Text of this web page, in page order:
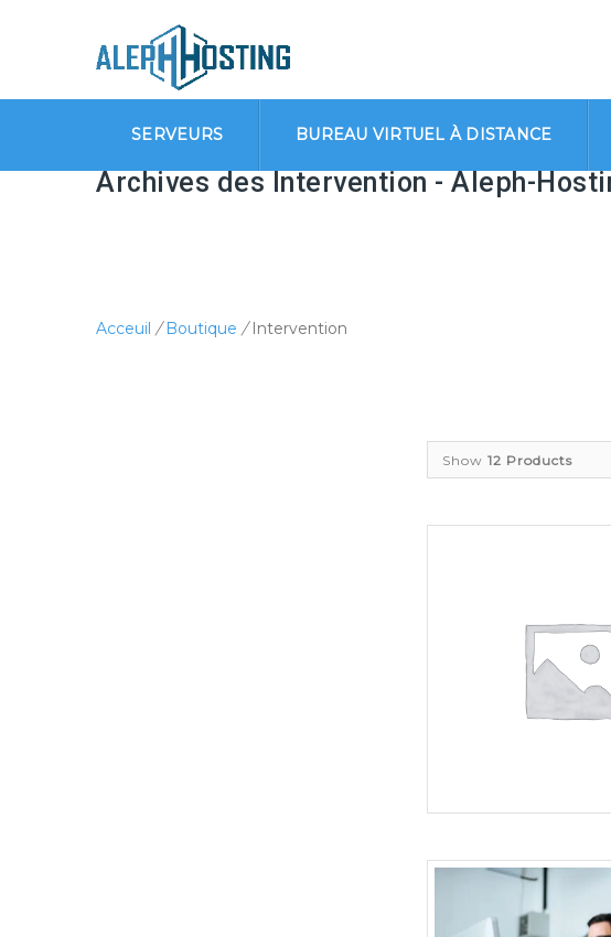
SERVEURS BUREAU VIRTUEL À DISTANCE
Archives des Intervention - Aleph-
Acceuil / Boutique / Intervention
Show 12 Products